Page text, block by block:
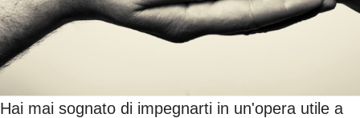
Hai mai sognato di impegnarti in un'opera utile a